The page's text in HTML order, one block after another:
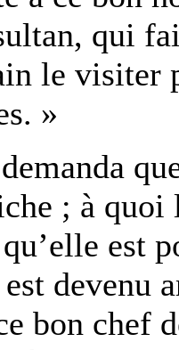
qui
le visiter
»
; à
est
devenu
bon chef